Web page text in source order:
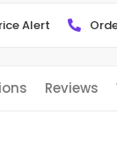
Alert
Reviews